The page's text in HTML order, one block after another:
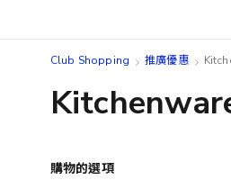
Club Shopping 推廣優惠
購物的選項